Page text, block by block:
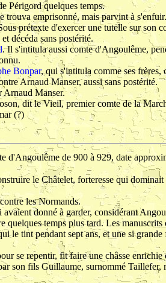
Périgord quelques temps.
trouva emprisonné, mais parvint à
prétexte d'exercer une tutelle sur son
décéda sans postérité.
. Il s'intitula aussi comte d'Angoulême,
Bonpar, qui s'intitula comme ses frères,
Arnaud Manser, aussi sans postérité.
Arnaud Manser.
dit le Vieil, premier comte de la
(?)
d'Angoulême de 900 à 929, date
le Châtelet, forteresse qui
les Normands.
donné à garder, considérant
quelques temps plus tard. Les
le tint pendant sept ans, et une si
se repentir, fit faire une châsse
son fils Guillaume, surnommé Taillefer,